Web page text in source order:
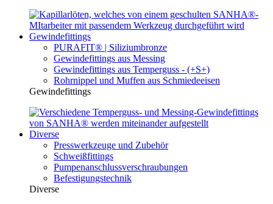
Gewindefittings
PURAFIT® | Siliziumbronze
Gewindefittings aus Messing
Gewindefittings aus Temperguss - (+S+)
Rohrnippel und Muffen aus Schmiedeeisen
Gewindefittings
Diverse
Presswerkzeuge und Zubehör
Schweißfittings
Pumpenanschlussverschraubungen
Befestigungstechnik
Diverse